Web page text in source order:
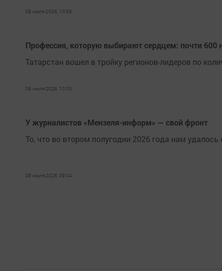
08 июля 2026, 10:56
Профессия, которую выбирают сердцем: почти 600
Татарстан вошел в тройку регионов-лидеров по
08 июля 2026, 10:03
У журналистов «Мензеля-информ» — свой фронт
То, что во втором полугодии 2026 года нам
08 июля 2026, 09:04